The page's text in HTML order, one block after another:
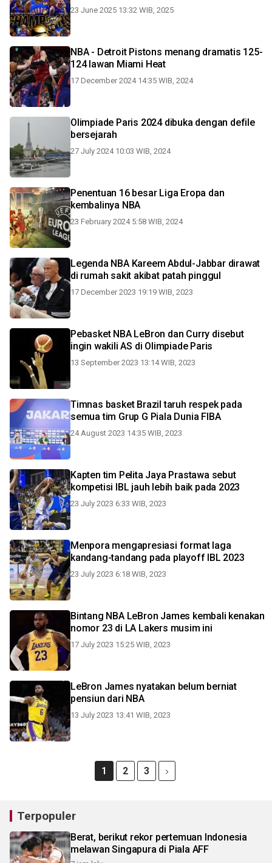
23 June 2025 13:32 WIB, 2025
NBA - Detroit Pistons menang dramatis 125-
124 lawan Miami Heat
17 December 2024 14:35 WIB, 2024
Olimpiade Paris 2024 dibuka dengan defile
bersejarah
27 July 2024 10:03 WIB, 2024
Penentuan 16 besar Liga Eropa dan
kembalinya NBA
23 February 2024 5:58 WIB, 2024
Legenda NBA Kareem Abdul-Jabbar dirawat
di rumah sakit akibat patah pinggul
17 December 2023 19:19 WIB, 2023
Pebasket NBA LeBron dan Curry disebut
ingin wakili AS di Olimpiade Paris
13 September 2023 13:14 WIB, 2023
Timnas basket Brazil taruh respek pada
semua tim Grup G Piala Dunia FIBA
24 August 2023 14:35 WIB, 2023
Kapten tim Pelita Jaya Prastawa sebut
kompetisi IBL jauh lebih baik pada 2023
23 July 2023 6:33 WIB, 2023
Menpora mengapresiasi format laga
kandang-tandang pada playoff IBL 2023
23 July 2023 6:18 WIB, 2023
Bintang NBA LeBron James kembali kenakan
nomor 23 di LA Lakers musim ini
17 July 2023 15:25 WIB, 2023
LeBron James nyatakan belum berniat
pensiun dari NBA
13 July 2023 13:41 WIB, 2023
1 2 3
Terpopuler
Berat, berikut rekor pertemuan Indonesia
melawan Singapura di Piala AFF